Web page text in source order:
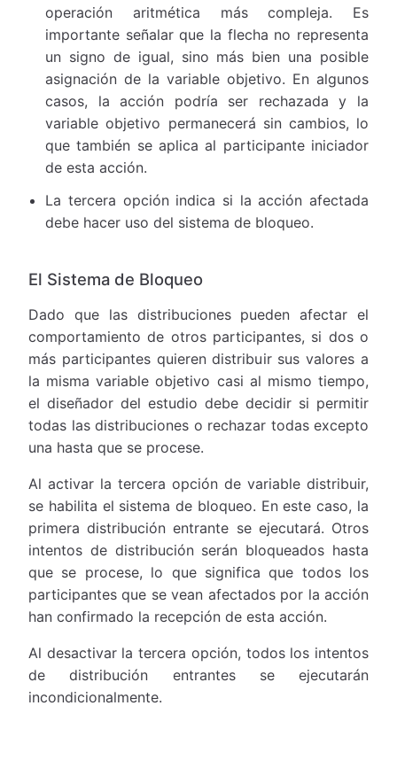
operación aritmética más compleja. Es
importante señalar que la flecha no representa
un signo de igual, sino más bien una posible
asignación de la variable objetivo. En algunos
casos, la acción podría ser rechazada y la
variable objetivo permanecerá sin cambios, lo
que también se aplica al participante iniciador
de esta acción.
La tercera opción indica si la acción afectada
debe hacer uso del sistema de bloqueo.
El Sistema de Bloqueo
Dado que las distribuciones pueden afectar el
comportamiento de otros participantes, si dos o
más participantes quieren distribuir sus valores a
la misma variable objetivo casi al mismo tiempo,
el diseñador del estudio debe decidir si permitir
todas las distribuciones o rechazar todas excepto
una hasta que se procese.
Al activar la tercera opción de variable distribuir,
se habilita el sistema de bloqueo. En este caso, la
primera distribución entrante se ejecutará. Otros
intentos de distribución serán bloqueados hasta
que se procese, lo que significa que todos los
participantes que se vean afectados por la acción
han confirmado la recepción de esta acción.
Al desactivar la tercera opción, todos los intentos
de distribución entrantes se ejecutarán
incondicionalmente.